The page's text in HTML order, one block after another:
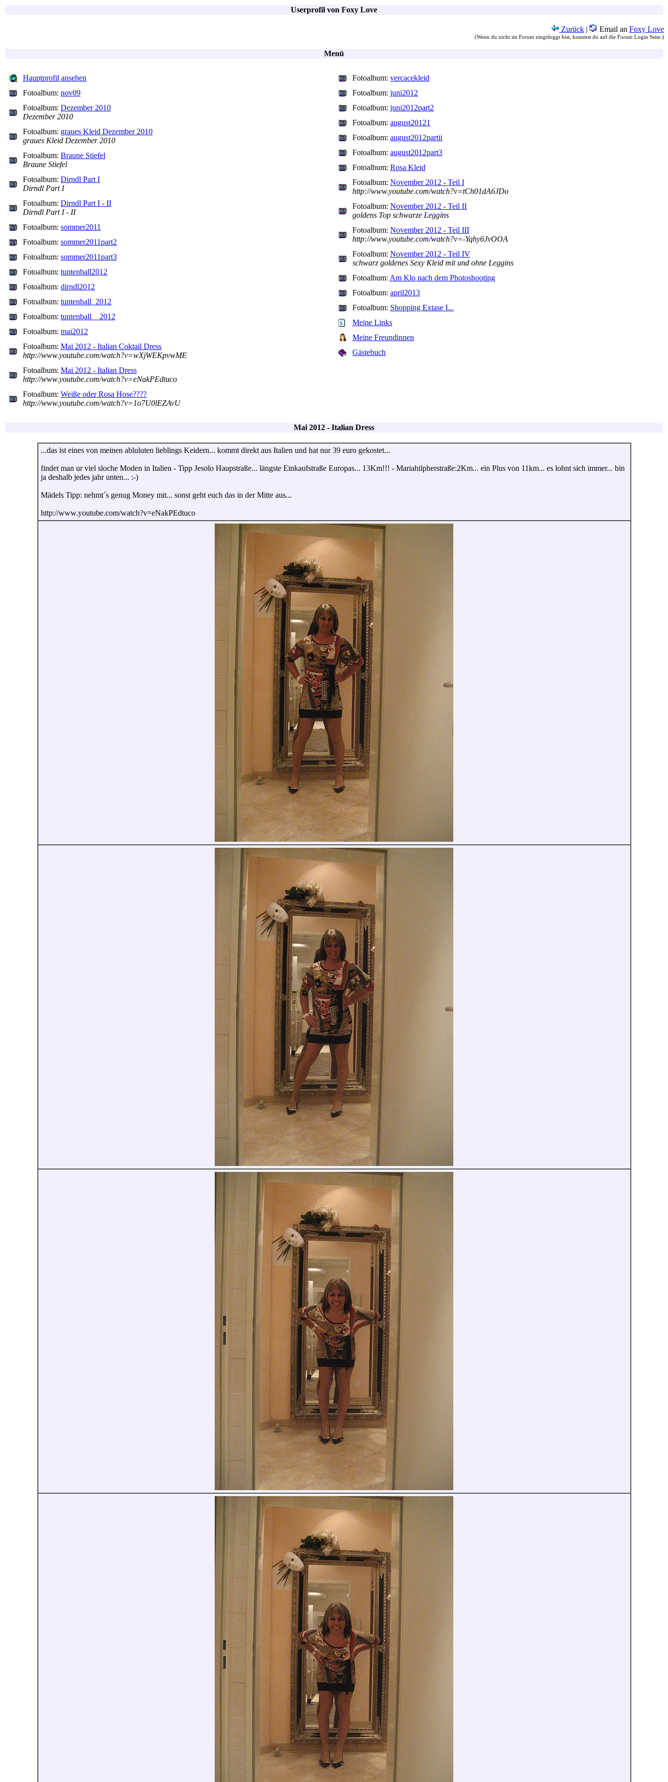
Userprofil von Foxy Love
Zurück | Email an Foxy Love
(Wenn du nicht im Forum eingeloggt bist, kommst du auf die Forum Login Seite.)
Menü
Hauptprofil ansehen
Fotoalbum: nov09
Fotoalbum: Dezember 2010
Dezember 2010
Fotoalbum: graues Kleid Dezember 2010
graues Kleid Dezember 2010
Fotoalbum: Braune Stiefel
Braune Stiefel
Fotoalbum: Dirndl Part I
Dirndl Part I
Fotoalbum: Dirndl Part I - II
Dirndl Part I - II
Fotoalbum: sommer2011
Fotoalbum: sommer2011part2
Fotoalbum: sommer2011part3
Fotoalbum: tuntenball2012
Fotoalbum: dirndl2012
Fotoalbum: tuntenball_2012
Fotoalbum: tuntenball__2012
Fotoalbum: mai2012
Fotoalbum: Mai 2012 - Italian Coktail Dress
http://www.youtube.com/watch?v=wXjWEKpvwME
Fotoalbum: Mai 2012 - Italian Dress
http://www.youtube.com/watch?v=eNakPEdtuco
Fotoalbum: Weiße oder Rosa Hose????
http://www.youtube.com/watch?v=1o7U0lEZAvU
Fotoalbum: vercacekleid
Fotoalbum: juni2012
Fotoalbum: juni2012part2
Fotoalbum: august20121
Fotoalbum: august2012partii
Fotoalbum: august2012part3
Fotoalbum: Rosa Kleid
Fotoalbum: November 2012 - Teil I
http://www.youtube.com/watch?v=tCh01dA6JDo
Fotoalbum: November 2012 - Teil II
goldens Top schwarze Leggins
Fotoalbum: November 2012 - Teil III
http://www.youtube.com/watch?v=-Yqhy6JvOOA
Fotoalbum: November 2012 - Teil IV
schwarz goldenes Sexy Kleid mit und ohne Leggins
Fotoalbum: Am Klo nach dem Photoshooting
Fotoalbum: april2013
Fotoalbum: Shopping Extase I...
Meine Links
Meine Freundinnen
Gästebuch
Mai 2012 - Italian Dress
...das ist eines von meinen abluluten lieblings Keidern... kommt direkt aus Italien und hat nur 39 euro gekostet...
findet man ur viel sloche Moden in Italien - Tipp Jesolo Haupstraße... längste Einkaufstraße Europas... 13Km!!! - Mariahilpherstraße:2Km... ein Plus von 11km... es lohnt sich immer... bin
ja deshalb jedes jahr unten... :-)
Mädels Tipp: nehmt´s genug Money mit... sonst geht euch das in der Mitte aus...
http://www.youtube.com/watch?v=eNakPEdtuco